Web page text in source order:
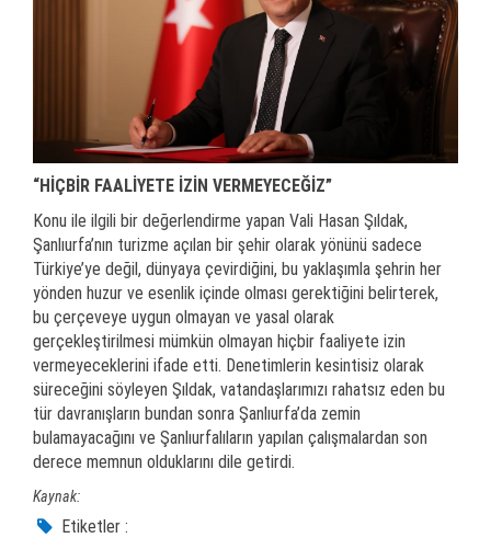
“HİÇBİR FAALİYETE İZİN VERMEYECEĞİZ”
Konu ile ilgili bir değerlendirme yapan Vali Hasan Şıldak,
Şanlıurfa’nın turizme açılan bir şehir olarak yönünü sadece
Türkiye’ye değil, dünyaya çevirdiğini, bu yaklaşımla şehrin her
yönden huzur ve esenlik içinde olması gerektiğini belirterek,
bu çerçeveye uygun olmayan ve yasal olarak
gerçekleştirilmesi mümkün olmayan hiçbir faaliyete izin
vermeyeceklerini ifade etti. Denetimlerin kesintisiz olarak
süreceğini söyleyen Şıldak, vatandaşlarımızı rahatsız eden bu
tür davranışların bundan sonra Şanlıurfa’da zemin
bulamayacağını ve Şanlıurfalıların yapılan çalışmalardan son
derece memnun olduklarını dile getirdi.
Kaynak:
Etiketler :